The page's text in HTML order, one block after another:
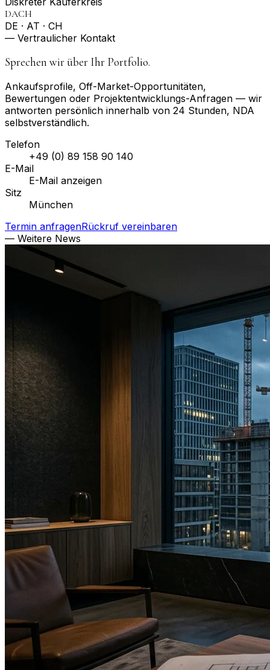
DACH
DE · AT · CH
— Vertraulicher Kontakt
Sprechen wir über Ihr Portfolio.
Ankaufsprofile, Off-Market-Opportunitäten,
Bewertungen oder Projektentwicklungs-Anfragen — wir
antworten persönlich innerhalb von 24 Stunden, NDA
selbstverständlich.
Telefon
+49 (0) 89 158 90 140
E-Mail
E-Mail anzeigen
Sitz
München
Termin anfragenRückruf vereinbaren
— Weitere News